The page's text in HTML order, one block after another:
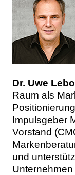
Dr. Uwe
Raum als
Impulsgeber
Vorstand
und